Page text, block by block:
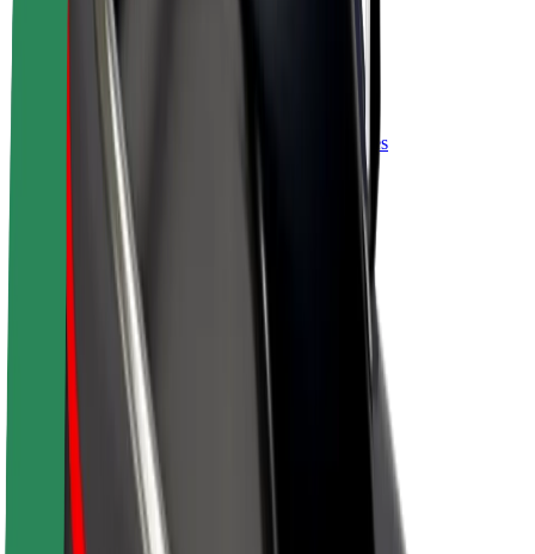
Vairuotojo pajamos
Kurjeriai
Kurjerio pajamos
„Bolt Food“ restoranai ir parduotuvės
Automobilių nuomos parkai
Franšizės
Apie mus
Karjera
Apie „Bolt“
„Bolt“ tvarumo politika
Projektas „Zero“
Tinklaraštis
Naujienų centras